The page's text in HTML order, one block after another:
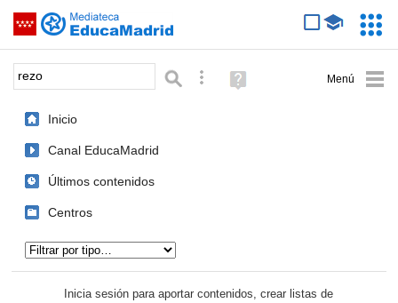
Saltar navegación
Palabra o frase: Búsqueda avanzada
Ayuda
(en
Inicio
Canal EducaMadrid
Últimos contenidos
Centros
Inicia sesión para aportar contenidos, crear listas de